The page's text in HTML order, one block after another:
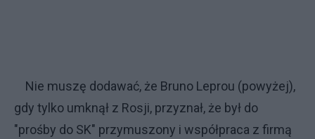
Nie muszę dodawać, że Bruno Leprou (powyżej),
gdy tylko umknął z Rosji, przyznał, że był do
"prośby do SK" przymuszony i współpraca z firmą